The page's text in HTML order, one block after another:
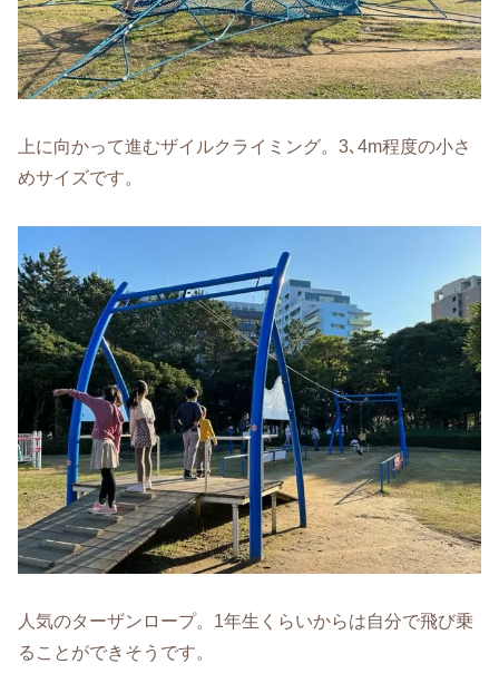
上に向かって進むザイルクライミング。3､4m程度の小さ
めサイズです。
人気のターザンロープ。1年生くらいからは自分で飛び乗
ることができそうです。